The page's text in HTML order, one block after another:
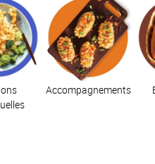
Accompagnements